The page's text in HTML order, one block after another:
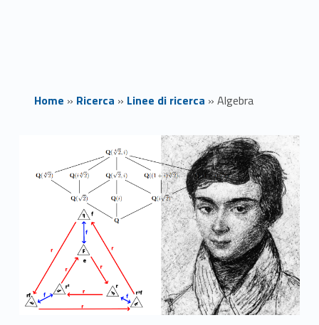
Home » Ricerca » Linee di ricerca » Algebra
r